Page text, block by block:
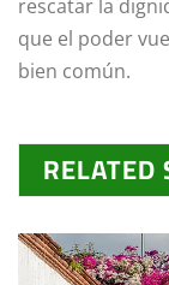
rescatar la
que el poder
bien común.
RELATED